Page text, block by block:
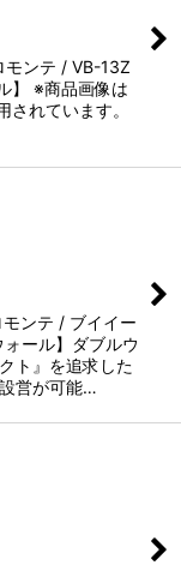
モンテ / VB-13Z
】 ※商品画像は
れています。
ンテ / ブイイー
ール】ダブルウ
ト』を追求した
営が可能…